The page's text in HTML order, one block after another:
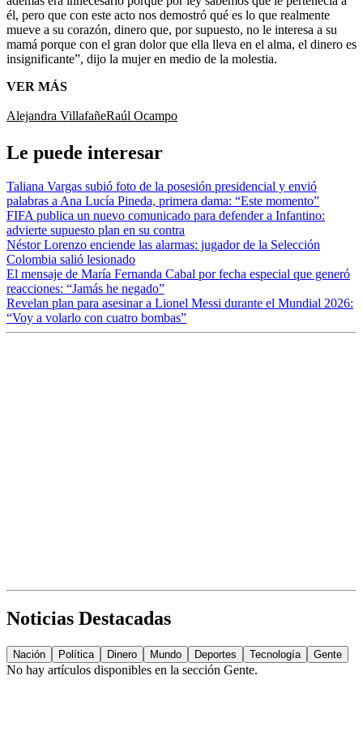
él, pero que con este acto nos demostró qué es lo que realmente
mueve a su corazón, dinero que, por supuesto, no le interesa a su
mamá porque con el gran dolor que ella lleva en el alma, el dinero es
insignificante”, dijo la mujer en medio de la molestia.
VER MÁS
Alejandra VillafañeRaúl Ocampo
Le puede interesar
Taliana Vargas subió foto de la posesión presidencial y envió
palabras a Ana Lucía Pineda, primera dama: “Este momento”
FIFA publica un nuevo comunicado para defender a Infantino:
advierte supuesto plan en su contra
Néstor Lorenzo enciende las alarmas: jugador de la Selección
Colombia salió lesionado
El mensaje de María Fernanda Cabal por fecha especial que generó
reacciones: “Jamás he negado”
Revelan plan para asesinar a Lionel Messi durante el Mundial 2026:
“Voy a volarlo con cuatro bombas”
Noticias Destacadas
Nación Política Dinero Mundo Deportes Tecnología Gente
No hay artículos disponibles en la sección Gente.